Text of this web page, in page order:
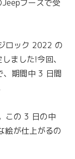
ブースで受
ロック 2022 の
ました!今回、
期間中 3 日間
この 3 日の中
絵が仕上がるの